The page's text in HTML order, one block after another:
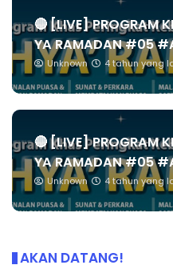
🔴 [LIVE] PROGRAM
YA RAMADAN #05
Unknown 4 tahun yang
🔴 [LIVE] PROGRAM
YA RAMADAN #05
Unknown 4 tahun yang
AKAN DATANG!